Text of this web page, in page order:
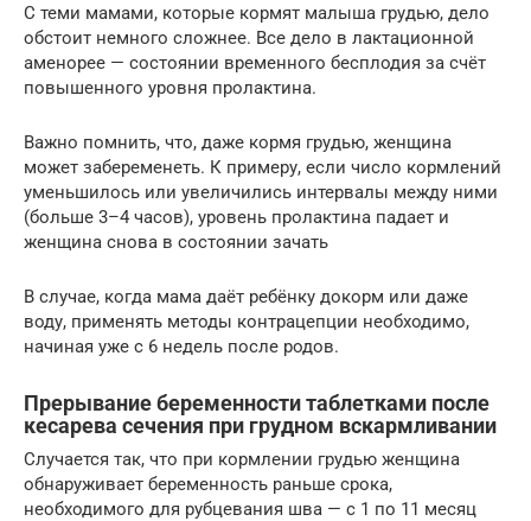
С теми мамами, которые кормят малыша грудью, дело
обстоит немного сложнее. Все дело в лактационной
аменорее — состоянии временного бесплодия за счёт
повышенного уровня пролактина.
Важно помнить, что, даже кормя грудью, женщина
может забеременеть. К примеру, если число кормлений
уменьшилось или увеличились интервалы между ними
(больше 3–4 часов), уровень пролактина падает и
женщина снова в состоянии зачать
В случае, когда мама даёт ребёнку докорм или даже
воду, применять методы контрацепции необходимо,
начиная уже с 6 недель после родов.
Прерывание беременности таблетками после
кесарева сечения при грудном вскармливании
Случается так, что при кормлении грудью женщина
обнаруживает беременность раньше срока,
необходимого для рубцевания шва — с 1 по 11 месяц